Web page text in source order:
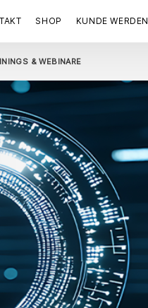
SHOP KUNDE WERDEN
& WEBINARE